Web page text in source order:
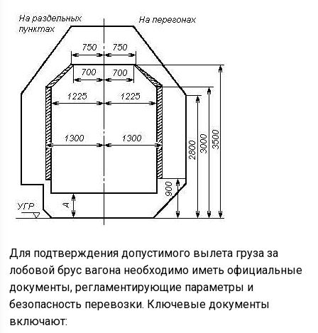
Для подтверждения допустимого вылета груза за
лобовой брус вагона необходимо иметь официальные
документы, регламентирующие параметры и
безопасность перевозки. Ключевые документы
включают: